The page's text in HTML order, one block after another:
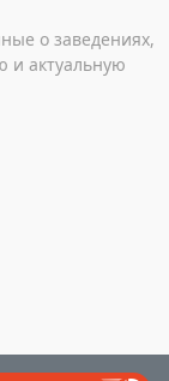
о заведениях,
и актуальную